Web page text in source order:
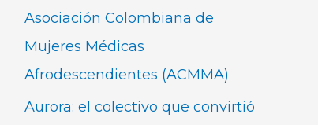
Asociación Colombiana de
Mujeres Médicas
Afrodescendientes (ACMMA)
Aurora: el colectivo que convirtió